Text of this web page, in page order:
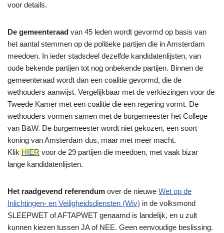
voor details.
De gemeenteraad van 45 leden wordt gevormd op basis van
het aantal stemmen op de politieke partijen die in Amsterdam
meedoen. In ieder stadsdeel dezelfde kandidatenlijsten, van
oude bekende partijen tot nog onbekende partijen. Binnen de
gemeenteraad wordt dan een coalitie gevormd, die de
wethouders aanwijst. Vergelijkbaar met de verkiezingen voor de
Tweede Kamer met een coalitie die een regering vormt. De
wethouders vormen samen met de burgemeester het College
van B&W. De burgemeester wordt niet gekozen, een soort
koning van Amsterdam dus, maar met meer macht.
Klik HIER voor de 29 partijen die meedoen, met vaak bizar
lange kandidatenlijsten.
Het raadgevend referendum over de nieuwe Wet op de
Inlichtingen- en Veiligheidsdiensten (Wiv) in de volksmond
SLEEPWET of AFTAPWET genaamd is landelijk, en u zult
kunnen kiezen tussen JA of NEE. Geen eenvoudige beslissing.